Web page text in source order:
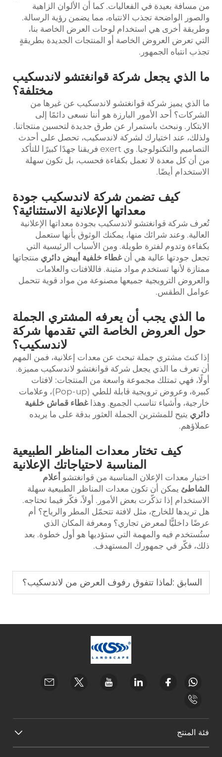
من مسافة بعيدة في الفعاليات. كما أن الألوان الزاهية
والصور الواضحة تجذب الانتباه، مما يضمن رؤية الرسالة.
وطريقة أخرى هي استخدام لوحات العرض الخاصة بنا،
التي تعرض العروض الخاصة أو المنتجات الجديدة بطريقةٍ
تجذب انتباه الجمهور.
ما الذي يجعل شركة قوانغتشو لاندسكيب
مختلفة؟
ما الذي يميز شركة قوانغتشو لاندسكيب عن غيرها من
الشركات؟ أحد الأمور البارزة هو أننا نسعى دائمًا إلى
الابتكار. ونبحث باستمرار عن طرق جديدة لتحسين منتجاتنا.
ولذلك، عند اختيارك لشركة لاندسكيب، تحصل على أحدث
التصاميم والتكنولوجيا. وي exert فريقنا جهدًا كبيرًا للتأكد
من أن كل معدة لا تعمل بكفاءة فحسب، بل تكون سهلة
الاستخدام أيضًا.
كيف تضمن شركة لاندسكيب جودة
معداتها الإعلانية الاستثنائية؟
تُعرف شركة قوانغتشو لاندسكيب بجودة معداتها الإعلانية
العالية. وعند شرائك منها، يمكنك الوثوق بأنها ستعمل
بكفاءة وتدوم لفترة طويلة. ومن الأسباب الرئيسية التي
تجعل جودتها عالية هي أنغطاء خلفية أبيض دائريمنتجاتها
ممتازة لأنها تستخدم مواد متينة. فاللافتات والعلامات
والعروض الترويجية جميعها مصنوعة من مواد قوية تتحمل
عوامل الطقس.
ما الذي يجب أن يعرفه المشتري الجملة
حول العروض الخاصة التي تقدمها شركة
لاندسكيب؟
إذا كنتَ مشتري جملة تبحث عن معدات إعلانية، فمن المهم
أن تعرف ما الذي يجعل شركة قوانغتشو لاندسكيب مميزة.
أولًا، فهي تمتلك مجموعة واسعة من المنتجات: لافتات
كبيرة، وعروض ترويجية قابلة للطي (Pop-up)، وعلامات
خارجية، وأشياء تناسب الجميع. وهذاغطاء قماش خلفية
دائرييتيح للمشترين الجملة العثور بدقة على ما يريده
عملاؤهم.
كيف تختار معدات المناظر الطبيعية
المناسبة لاحتياجاتك الإعلانية
اختيار معدات الإعلان المناسبة من قوانغتشوأعلام
الشاطئيمكن أن تكون معدات المناظر الطبيعية سهلة
الاستخدام إذا تذكّرت بعض الأمور. أولاً، فكّر فيما تحتاجه.
هل تريدها للخارج، مثل لافتة تتحمّل المطر والرياح؟ أم
عرضًا داخليًّا لمعرض تجاري؟ ومعرفة المكان الذي
ستُستخدم فيه والمهمة التي ستؤديها هو أول خطوة. بعد
ذلك، فكّر في جمهورك المستهدف.
السابق :لماذا تتفوق رفوف العرض من لاندسكيب؟
فئة المنتج